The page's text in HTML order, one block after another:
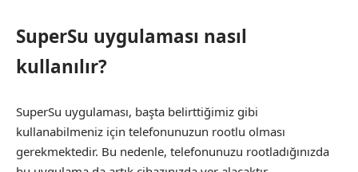
SuperSu uygulaması nasıl
kullanılır?
SuperSu uygulaması, başta belirttiğimiz gibi
kullanabilmeniz için telefonunuzun rootlu olması
gerekmektedir. Bu nedenle, telefonunuzu rootladığınızda